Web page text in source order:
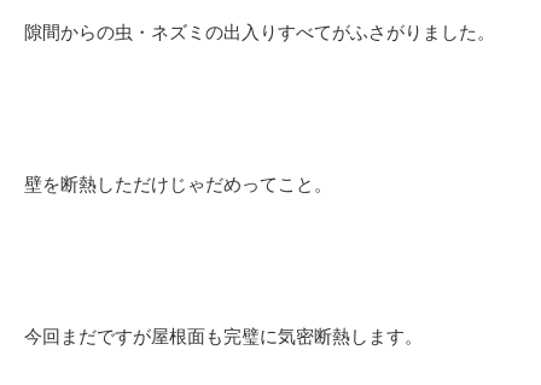
隙間からの虫・ネズミの出入りすべてがふさがりました。
壁を断熱しただけじゃだめってこと。
今回まだですが屋根面も完璧に気密断熱します。